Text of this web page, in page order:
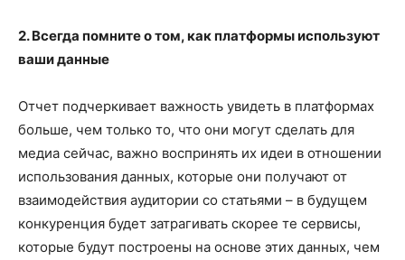
2. Всегда помните о том, как платформы используют
ваши данные
Отчет подчеркивает важность увидеть в платформах
больше, чем только то, что они могут сделать для
медиа сейчас, важно воспринять их идеи в отношении
использования данных, которые они получают от
взаимодействия аудитории со статьями – в будущем
конкуренция будет затрагивать скорее те сервисы,
которые будут построены на основе этих данных, чем